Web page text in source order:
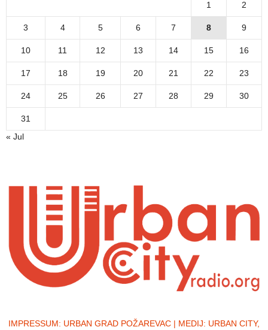
1 2
3 4 5 6 7 8 9
10 11 12 13 14 15 16
17 18 19 20 21 22 23
24 25 26 27 28 29 30
31
« Jul
IMPRESSUM: URBAN GRAD POŽAREVAC | MEDIJ: URBAN CITY,